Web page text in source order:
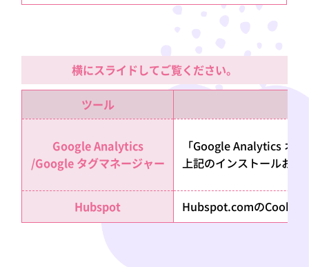
横にスライドしてご覧ください。
ツール
Google Analytics
/Google タグマネージャー
「Google Analytics オ
上記のインストールお
Hubspot Hubspot.comのCookie